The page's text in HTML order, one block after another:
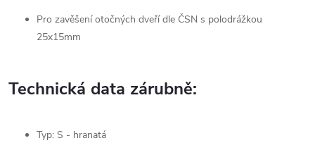
Pro zavěšení otočných dveří dle ČSN s polodrážkou
25x15mm
Technická data zárubně:
Typ: S - hranatá